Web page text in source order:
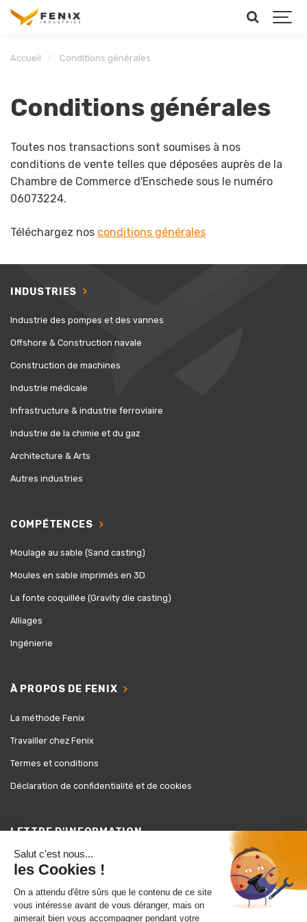
Accueil Conditions générales
Conditions générales
Toutes nos transactions sont soumises à nos
conditions de vente telles que déposées auprès de la
Chambre de Commerce d'Enschede sous le numéro
06073224.
Téléchargez nos conditions générales
INDUSTRIES
Industrie des pompes et des vannes
Offshore & Construction navale
Construction de machines
Industrie médicale
Infrastructure & industrie ferroviaire
Industrie de la chimie et du gaz
Architecture & Arts
Autres industries
COMPÉTENCES
Moulage au sable (Sand casting)
Moules en sable imprimés en 3D
La fonte coquillée (Gravity die casting)
Alliages
Ingénierie
À PROPOS DE FENIX
La méthode Fenix
Travailler chez Fenix
Termes et conditions
Déclaration de confidentialité et de cookies
LETTRE D'INFORMATION
Vous désirez rester informés?